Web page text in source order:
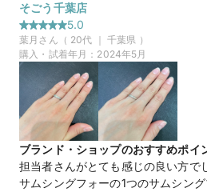
そごう千葉店
5.0
葉月 さん（ 20代 ｜千葉県 ）
購入・試着年月： 2024年5月
ブランド・ショップのおすすめポイ
担当者さんがとても感じの良い方で
サムシングフォーの1つのサムシング